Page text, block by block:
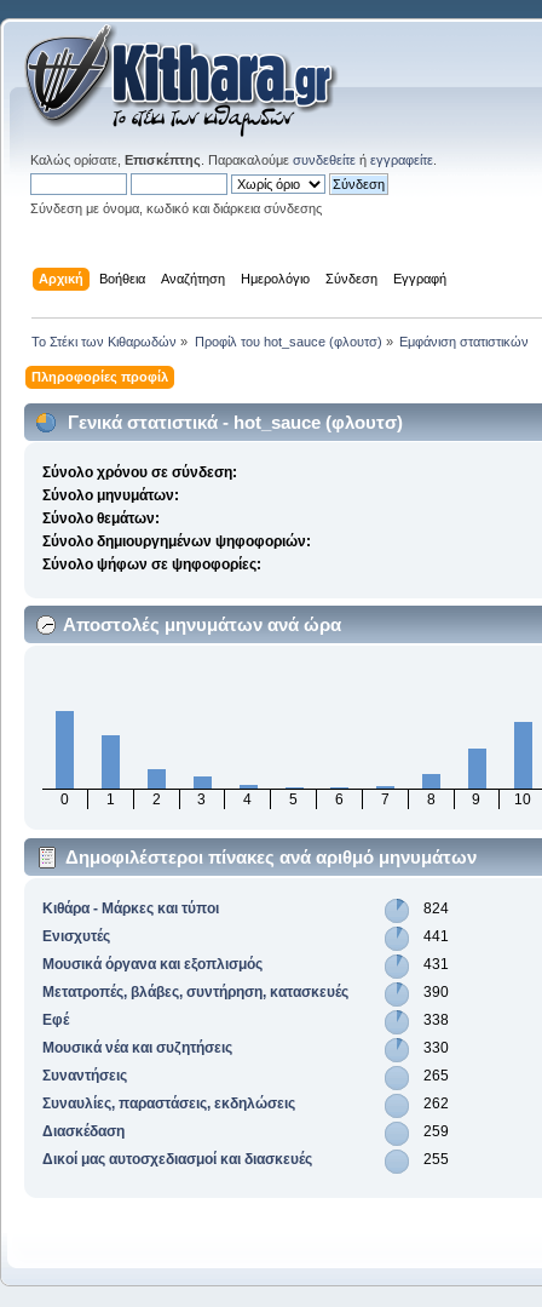
Καλώς ορίσατε, Επισκέπτης . Παρακαλούμε συνδεθείτε ή εγγραφείτε
Σύνδεση με όνομα, κωδικό και διάρκεια σύνδεσης
Αρχική Βοήθεια Αναζήτηση Ημερολόγιο Σύνδεση Εγγραφή
Το Στέκι των Κιθαρωδών » Προφίλ του hot_sauce (φλουτσ) » Εμφάνιση στατιστικών
Πληροφορίες προφίλ
Γενικά στατιστικά - hot_sauce (φλουτσ)
Σύνολο χρόνου σε σύνδεση:
Σύνολο μηνυμάτων:
Σύνολο θεμάτων:
Σύνολο δημιουργημένων ψηφοφοριών:
Σύνολο ψήφων σε ψηφοφορίες:
Αποστολές μηνυμάτων ανά ώρα
0 1 2 3 4 5 6 7 8 9 10
Δημοφιλέστεροι πίνακες ανά αριθμό μηνυμάτων
Κιθάρα - Μάρκες και τύποι
824
Ενισχυτές
441
Μουσικά όργανα και εξοπλισμός
431
Μετατροπές, βλάβες, συντήρηση, κατασκευές
390
Εφέ
338
Μουσικά νέα και συζητήσεις
330
Συναντήσεις
265
Συναυλίες, παραστάσεις, εκδηλώσεις
262
Διασκέδαση
259
Δικοί μας αυτοσχεδιασμοί και διασκευές
255